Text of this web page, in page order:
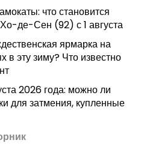
что становится
де-Сен (92) с 1 августа
ярмарка на
в эту зиму? Что известно
2026 года: можно ли
для затмения, купленные